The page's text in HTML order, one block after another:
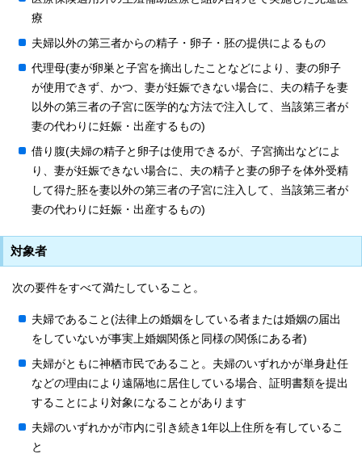
療
夫婦以外の第三者からの精子・卵子・胚の提供によるもの
代理母(妻が卵巣と子宮を摘出したことなどにより、妻の卵子
が使用できず、かつ、妻が妊娠できない場合に、夫の精子を妻
以外の第三者の子宮に医学的な方法で注入して、当該第三者が
妻の代わりに妊娠・出産するもの)
借り腹(夫婦の精子と卵子は使用できるが、子宮摘出などによ
り、妻が妊娠できない場合に、夫の精子と妻の卵子を体外受精
して得た胚を妻以外の第三者の子宮に注入して、当該第三者が
妻の代わりに妊娠・出産するもの)
対象者
次の要件をすべて満たしていること。
夫婦であること(法律上の婚姻をしている者または婚姻の届出
をしていないが事実上婚姻関係と同様の関係にある者)
夫婦がともに神栖市民であること。夫婦のいずれかが単身赴任
などの理由により遠隔地に居住している場合、証明書類を提出
することにより対象になることがあります
夫婦のいずれかが市内に引き続き1年以上住所を有しているこ
と